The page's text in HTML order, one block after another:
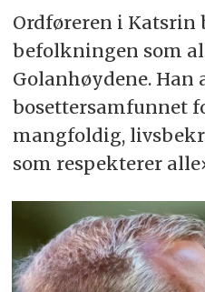
Ordføreren i Katsrin
befolkningen som
Golanhøydene. Han
bosettersamfunnet
mangfoldig,
som respekterer